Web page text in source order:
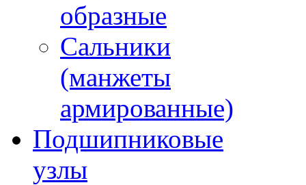
образные
Сальники
(манжеты
армированные)
Подшипниковые
узлы